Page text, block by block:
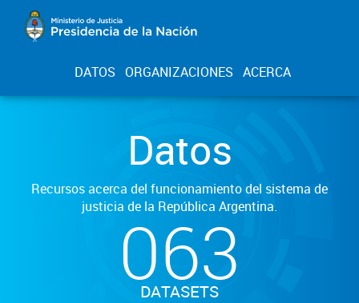
DATOS ORGANIZACIONES ACERCA
Datos
Recursos acerca del funcionamiento del sistema de
justicia de la República Argentina.
063
DATASETS